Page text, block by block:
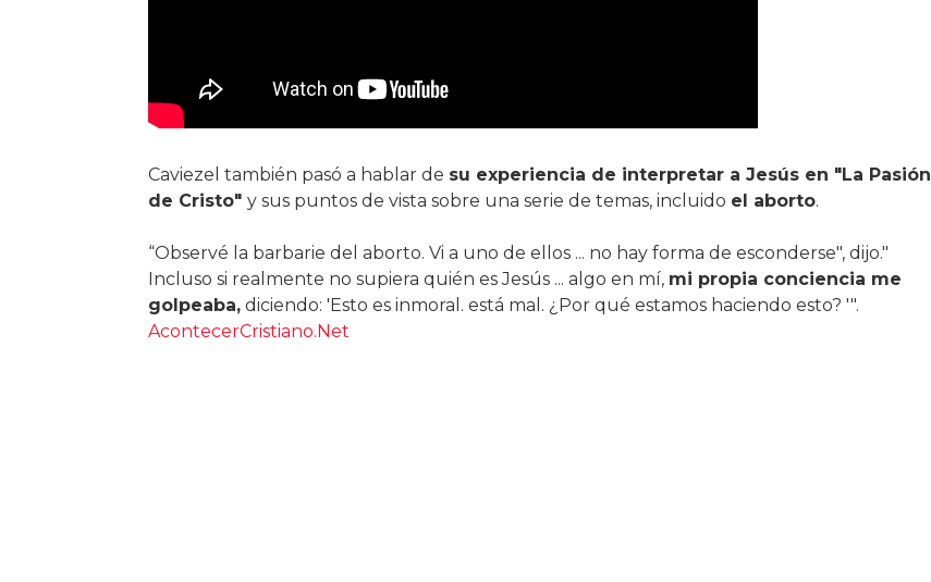
Caviezel también pasó a hablar de su experiencia de interpretar a Jesús en "La Pasión
de Cristo" y sus puntos de vista sobre una serie de temas, incluido el aborto.
“Observé la barbarie del aborto. Vi a uno de ellos ... no hay forma de esconderse", dijo."
Incluso si realmente no supiera quién es Jesús ... algo en mí, mi propia conciencia me
golpeaba,diciendo: 'Esto es inmoral. está mal. ¿Por qué estamos haciendo esto? '".
AcontecerCristiano.Net